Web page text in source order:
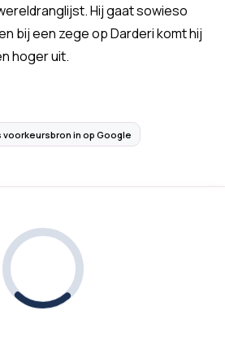
Hij gaat sowieso
bij een zege op Darderi komt hij
hoger uit.
in op Google